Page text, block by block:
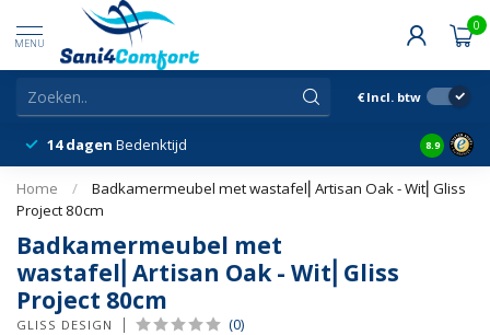
MENU
0
€ Incl. btw
14 dagen Bedenktijd Snelle
8.9
Home /
Badkamermeubel met wastafel⎢Artisan Oak - Wit⎢Gliss
Project 80cm
Badkamermeubel met
wastafel⎢Artisan Oak - Wit⎢Gliss
Project 80cm
GLISS DESIGN (0)